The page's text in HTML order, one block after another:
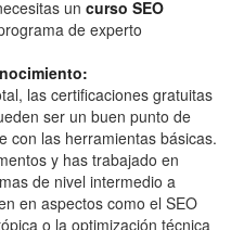
un curso SEO
de experto
las certificaciones gratuitas
ser un buen punto de
con las herramientas básicas.
y has trabajado en
de nivel intermedio a
en aspectos como el SEO
o la optimización técnica